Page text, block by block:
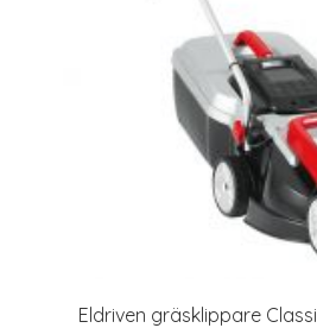
Eldriven gräsklippare